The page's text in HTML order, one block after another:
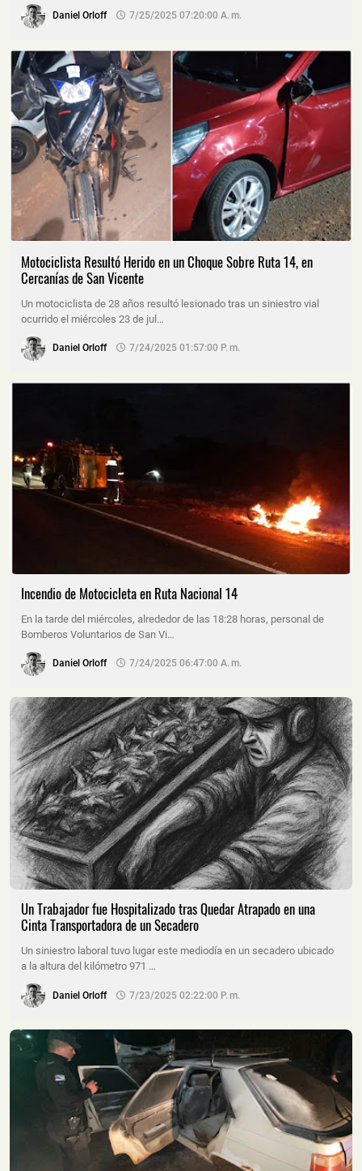
Daniel Orloff 7/25/2025 07:20:00 A. M.
Motociclista Resultó Herido en un Choque Sobre Ruta 14, en
Cercanías de San Vicente
Un motociclista de 28 años resultó lesionado tras un siniestro vial
ocurrido el miércoles 23 de jul…
Daniel Orloff 7/24/2025 01:57:00 P. M.
Incendio de Motocicleta en Ruta Nacional 14
En la tarde del miércoles, alrededor de las 18:28 horas, personal de
Bomberos Voluntarios de San Vi…
Daniel Orloff 7/24/2025 06:47:00 A. M.
Un Trabajador fue Hospitalizado tras Quedar Atrapado en una
Cinta Transportadora de un Secadero
Un siniestro laboral tuvo lugar este mediodía en un secadero ubicado
a la altura del kilómetro 971 …
Daniel Orloff 7/23/2025 02:22:00 P. M.